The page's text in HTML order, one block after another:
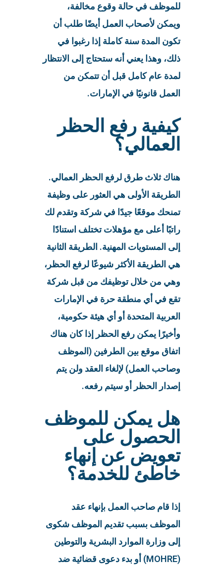
للموظف في حالة وقوع مخالفة،
ويمكن لأصحاب العمل أيضًا طلب أن
تكون المدة سنة كاملة إذا رغبوا في
ذلك، وهذا يعني أنه ستحتاج إلى الانتظار
لمدة عام كامل قبل أن تتمكن من
العمل قانونيًا في الإمارات.
كيفية رفع الحظر
العمالي؟
هناك ثلاث طرق لرفع الحظر العمالي.
الطريقة الأولى هي العثور على وظيفة
تمنحك موقعًا جيدًا في شركة وتقدم لك
راتبًا أعلى مع مؤهلات تختلف استنادًا
إلى المستويات المهنية. الطريقة الثانية
هي الطريقة الأكثر شيوعًا لرفع الحظر،
وهي من خلال توظيفك من قبل شركة
تقع في أي منطقة حرة في الإمارات
العربية المتحدة أو أي هيئة حكومية،
وأخيرًا يمكن رفع الحظر إذا كان هناك
اتفاق موقع بين الطرفين (الموظف
وصاحب العمل) لإلغاء العقد ولن يتم
إصدار الحظر أو سيتم رفعه.
هل يمكن للموظف
الحصول على
تعويض عن إنهاء
خاطئ للخدمة؟
إذا قام صاحب العمل بإنهاء عقد
الموظف بسبب تقديم الموظف شكوى
إلى وزارة الموارد البشرية والتوطين
(MOHRE) أو بدء دعوى قضائية ضد